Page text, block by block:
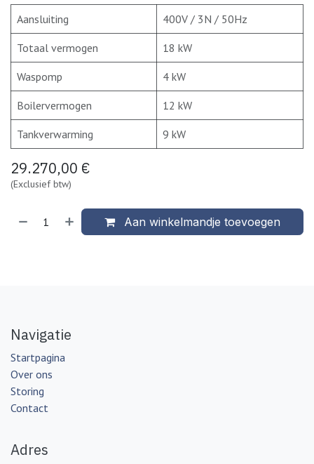
Aansluiting 400V / 3N / 50Hz
Totaal vermogen 18 kW
Waspomp 4 kW
Boilervermogen 12 kW
Tankverwarming 9 kW
29.270,00 €
(Exclusief btw)
Aan winkelmandje toevoegen
Navigatie
Startpagina
Over ons
Storing
Contact
Adres